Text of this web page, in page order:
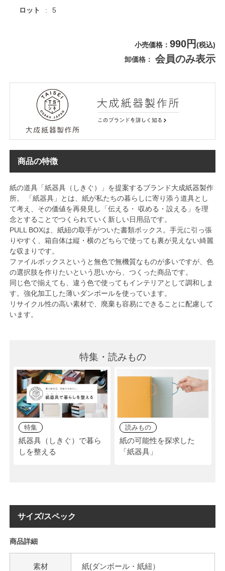
ロット 5
小売価格 990円(税込)
卸価格
会員のみ表示
商品の特徴
紙の道具「紙器具（しきぐ）」を提案するブランド大成紙器製作
所。 「紙器具」とは、紙が私たちの暮らしに寄り添う道具とし
て考え、その価値を再発見し「伝える・ 収める・設える」を理
念とすることでつくられていく新しい日用品です。
PULL BOXは、紙紐の取手がついた書類ボックス。手元に引っ張
りやすく、箱自体は縦・横のどちらで使っても裏が見えない綺麗
な収まりです。
ファイルボックスというと無色で無機質なものが多いですが、色
の選択肢を作りたいという思いから、つくった商品です。
同じ色で揃えても、違う色で使ってもインテリアとして調和しま
す。強化加工した薄いダンボールを使っています。
リサイクル性の高い素材で、廃棄も容易にできることに配慮して
います。
特集・読みもの
特集
紙器具（しきぐ）で暮ら
しを整える
読みもの
紙の可能性を探求した
「紙器具」
サイズ/スペック
商品詳細
素材 紙(ダンボール・紙紐）